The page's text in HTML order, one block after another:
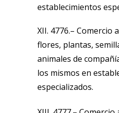
establecimientos
XII. 4776.– Comercio
flores, plantas,
animales de
los mismos en
especializados.